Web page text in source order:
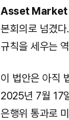
Asset
본회의로 넘겼
규칙을 세우는
이 법안은 아직
2025년 7월 17
은행위 통과로